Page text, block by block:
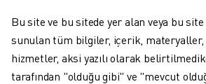
Bu site ve bu sitede yer alan veya bu site
sunulan tüm bilgiler, içerik,
hizmetler, aksi yazılı olarak
tarafından "olduğu gibi" ve "mevcut